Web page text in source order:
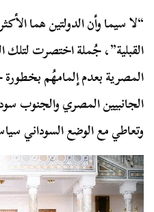
“لا سيما وأن الدولتين هما
القبلية”، جُملة اختصرت لتلك
المصرية بعدم إلمامهُم بخطورة
الجانبيين المصري والجنوب
وتعاطي مع الوضع السوداني